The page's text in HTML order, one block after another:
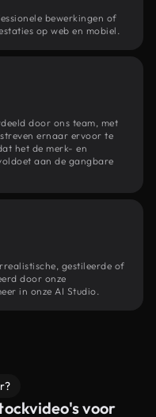
bewerkingen of
op web en mobiel.
door ons team, met
ernaar ervoor te
het de merk- en
aan de gangbare
gestileerde of
door onze
in onze AI Studio.
voor